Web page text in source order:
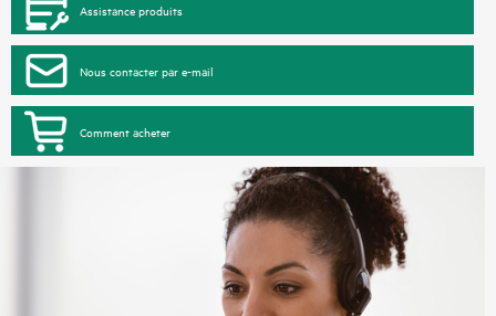
Assistance produits
Nous contacter par e-mail
Comment acheter